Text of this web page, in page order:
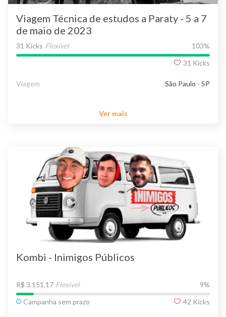
Viagem Técnica de estudos a Paraty - 5 a 7
de maio de 2023
31 Kicks Flexível 103%
31 Kicks
Viagem São Paulo - SP
Ver mais
Kombi - Inimigos Públicos
R$ 3.151,17 Flexível 9%
Campanha sem prazo
42 Kicks